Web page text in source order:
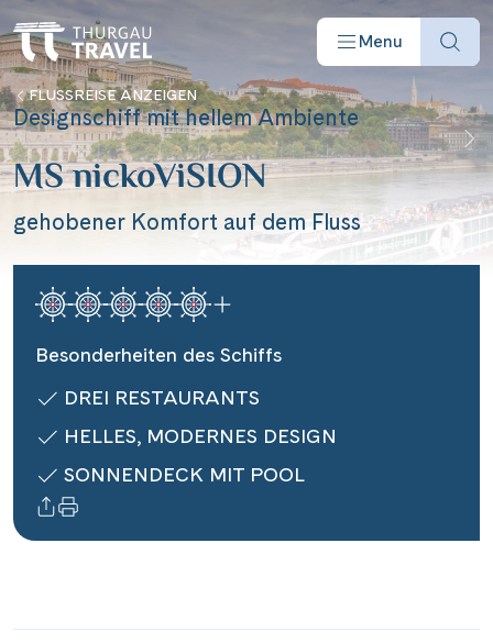
Menu
Reisearten
Reiseziele
Schiffe
Informationen
FLUSSREISE ANZEIGEN
Designschiff mit hellem Ambiente
MS nickoViSION
gehobener Komfort auf dem Fluss
Besonderheiten des Schiffs
DREI RESTAURANTS
HELLES, MODERNES DESIGN
SONNENDECK MIT POOL